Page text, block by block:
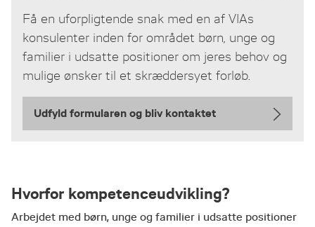
Få en uforpligtende snak med en af VIAs
konsulenter inden for området børn, unge og
familier i udsatte positioner om jeres behov og
mulige ønsker til et skræddersyet forløb.
Udfyld formularen og bliv kontaktet
Hvorfor kompetenceudvikling?
Arbejdet med børn, unge og familier i udsatte positioner